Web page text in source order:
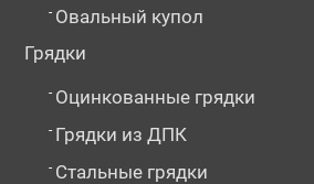
- Овальный купол
Грядки
- Оцинкованные грядки
- Грядки из ДПК
- Стальные грядки